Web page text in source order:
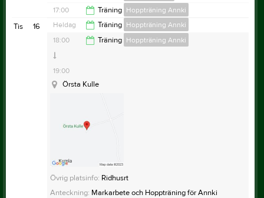
17:00
Träning Hoppträning Annki
00:00
16
Tis Heldag Träning Hoppträning Annki
Örsta Kulle
Anteckning:
18:00 Träning Hoppträning Annki
19:00
Örsta Kulle
Övrig platsinfo: Ridhusrt
Anteckning: Markarbete och Hoppträning för Annki